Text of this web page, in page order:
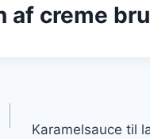
af creme
Karamelsauce til